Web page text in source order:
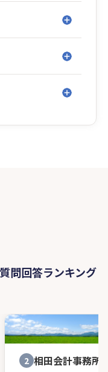
問回答ランキング
2 相田会計事務所